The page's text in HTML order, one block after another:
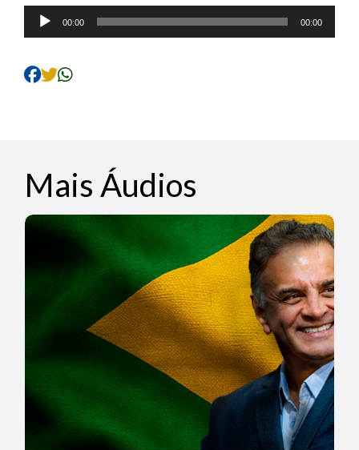
Tocador
de
00:00 00:00
Mais Áudios